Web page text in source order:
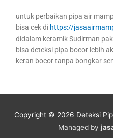
untuk perbaikan pipa air
bisa cek di https://
didalam keramik Sudirman
bisa deteksi pipa bocor lebih
keran bocor tanpa bongkar
Copyright © 2026 Deteksi
Managed by